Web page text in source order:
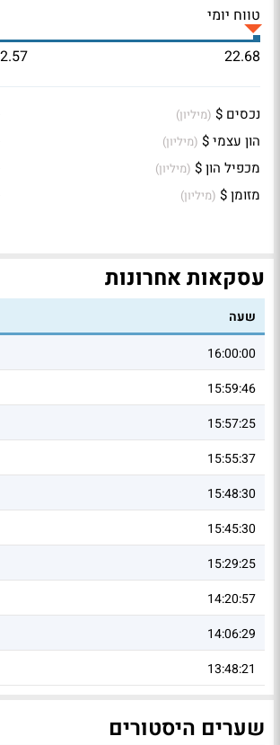
טווח יומי
22.68
נכסים $ (מיליון)
הון עצמי $ (מיליון)
מכפיל הון $ (מיליון)
מזומן $ (מיליון)
עסקאות אחרונות
שעה
16:00:00
15:59:46
15:57:25
15:55:37
15:48:30
15:45:30
15:29:25
14:20:57
14:06:29
13:48:21
שערים היסטורים